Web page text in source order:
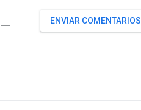
ENVIAR COMENTARIOS